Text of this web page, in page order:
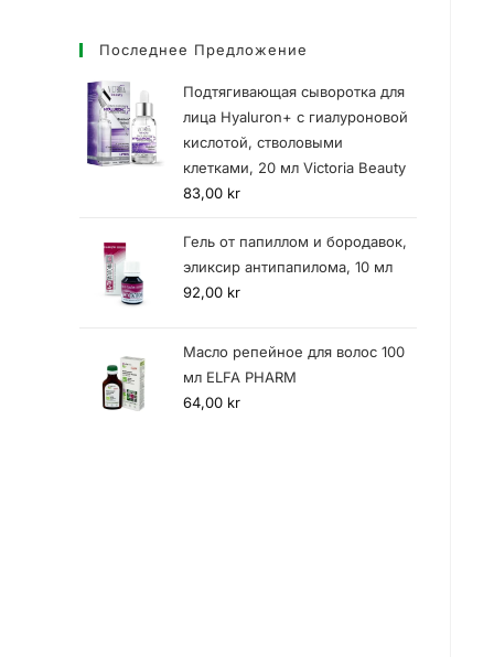
Последнее Предложение
Подтягивающая сыворотка для
лица Hyaluron+ с гиалуроновой
кислотой, стволовыми
клетками, 20 мл Victoria Beauty
83,00 kr
Гель от папиллом и бородавок,
эликсир антипапилома, 10 мл
92,00 kr
Масло репейное для волос 100
мл ELFA PHARM
64,00 kr